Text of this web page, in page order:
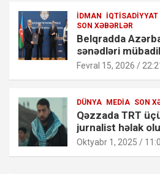
İDMAN İQTISADIYYAT
SON XƏBƏRLƏR
Belqradda
sənədləri
Fevral 15, 2026 /
DÜNYA MEDIA SON
Qəzzada TRT
jurnalist həlak
Oktyabr 1, 2025 /